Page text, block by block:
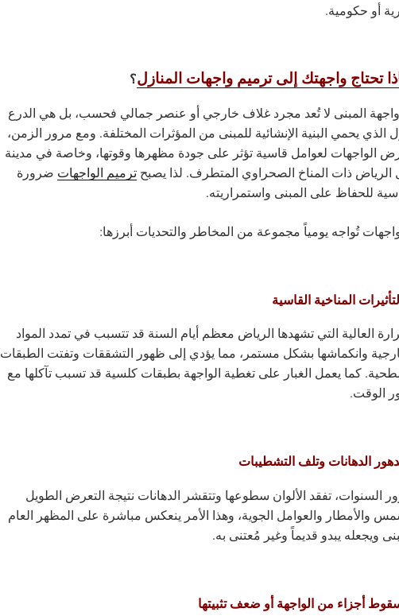
أو حكومية.
تحتاج واجهتك إلى ترميم واجهات المنازل؟
المبنى لا تُعد مجرد غلاف خارجي أو عنصر جمالي فحسب، بل هي الدرع
الذي يحمي البنية الإنشائية للمبنى من المؤثرات المختلفة. ومع مرور الزمن،
الواجهات لعوامل قاسية تؤثر على جودة مظهرها وقوتها، وخاصة في مدينة
الرياض ذات المناخ الصحراوي المتطرف. لذا يصبح ترميم الواجهات ضرورة
للحفاظ على المبنى واستمراريته.
تُواجه يومياً مجموعة من المخاطر والتحديات أبرزها:
المناخية القاسية
العالية التي تشهدها الرياض معظم أيام السنة قد تتسبب في تمدد المواد
وانكماشها بشكل مستمر، مما يؤدي إلى ظهور التشققات وتفتت الطبقات
كما يعمل الغبار على تغطية الواجهة بطبقات كلسية قد تسبب تآكلها مع
الوقت.
الدهانات وتلف التشطيبات
السنوات، تفقد الألوان سطوعها وتتقشر الدهانات نتيجة التعرض الطويل
والأمطار والعوامل الجوية، وهذا الأمر ينعكس مباشرة على المظهر العام
ويجعله يبدو قديماً وغير مُعتنى به.
أجزاء من الواجهة أو ضعف تثبيتها